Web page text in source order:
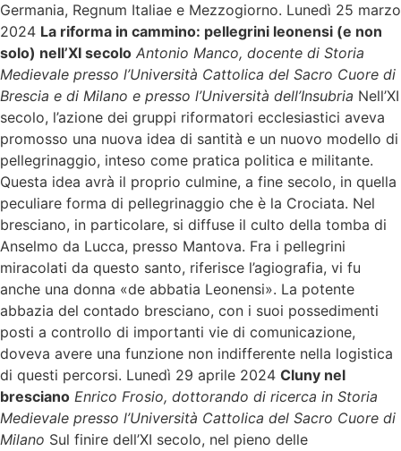
Germania, Regnum Italiae e Mezzogiorno. Lunedì 25 marzo
2024 La riforma in cammino: pellegrini leonensi (e non
solo) nell’XI secolo Antonio Manco, docente di Storia
Medievale presso l’Università Cattolica del Sacro Cuore di
Brescia e di Milano e presso l’Università dell’Insubria Nell’XI
secolo, l’azione dei gruppi riformatori ecclesiastici aveva
promosso una nuova idea di santità e un nuovo modello di
pellegrinaggio, inteso come pratica politica e militante.
Questa idea avrà il proprio culmine, a fine secolo, in quella
peculiare forma di pellegrinaggio che è la Crociata. Nel
bresciano, in particolare, si diffuse il culto della tomba di
Anselmo da Lucca, presso Mantova. Fra i pellegrini
miracolati da questo santo, riferisce l’agiografia, vi fu
anche una donna «de abbatia Leonensi». La potente
abbazia del contado bresciano, con i suoi possedimenti
posti a controllo di importanti vie di comunicazione,
doveva avere una funzione non indifferente nella logistica
di questi percorsi. Lunedì 29 aprile 2024 Cluny nel
bresciano Enrico Frosio, dottorando di ricerca in Storia
Medievale presso l’Università Cattolica del Sacro Cuore di
Milano Sul finire dell’XI secolo, nel pieno delle